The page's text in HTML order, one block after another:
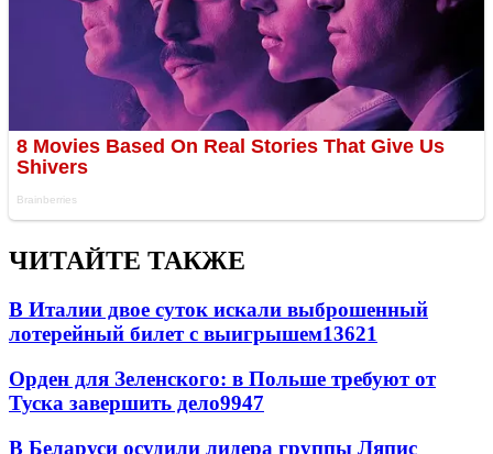
ЧИТАЙТЕ ТАКЖЕ
В Италии двое суток искали выброшенный
лотерейный билет с выигрышем13621
Орден для Зеленского: в Польше требуют от
Туска завершить дело9947
В Беларуси осудили лидера группы Ляпис